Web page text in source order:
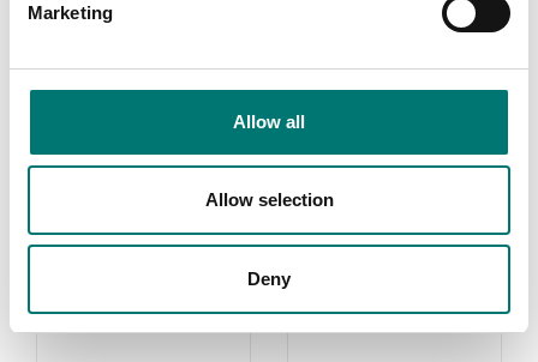
Marketing
Allow all
Allow selection
Deny
Related pages